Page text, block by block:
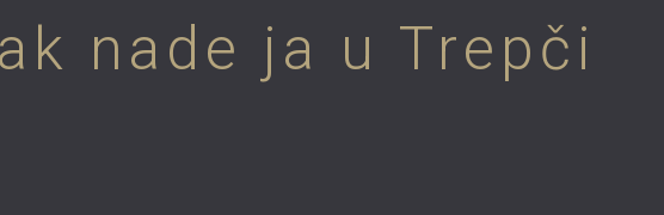
nade ja u Trepči